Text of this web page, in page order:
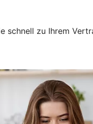
schnell zu Ihrem